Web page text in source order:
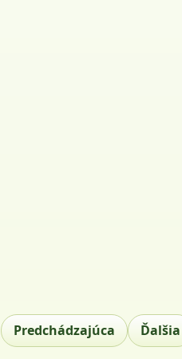
Predchádzajúca Ďalšia